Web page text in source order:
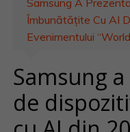
Samsung A
Îmbunătățite Cu AI
Evenimentului
Samsung
de